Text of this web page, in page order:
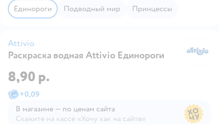
Единороги
Подводный мир Принцессы
Attivio
Раскраска водная Attivio Единороги
8,90 р.
+0,09
В магазине — по ценам сайта
Скажите на кассе «Хочу как на сайте»